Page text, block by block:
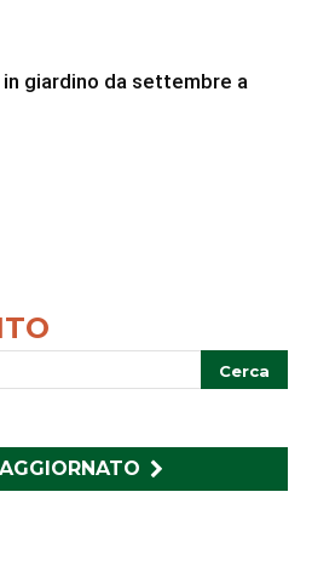
giardino da settembre a